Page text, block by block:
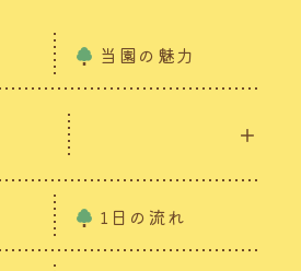
当園の魅力
1日の流れ